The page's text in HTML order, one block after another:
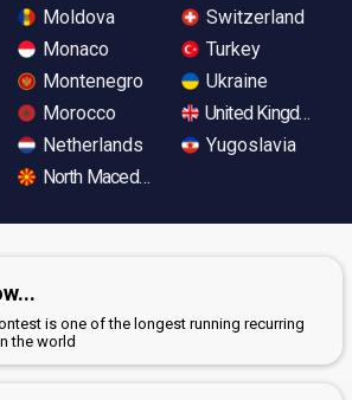
Moldova
Monaco
Montenegro
Morocco
Netherlands
North Macedonia
Switzerland
Turkey
Ukraine
United Kingdom
Yugoslavia
is one of the longest running recurring
the world